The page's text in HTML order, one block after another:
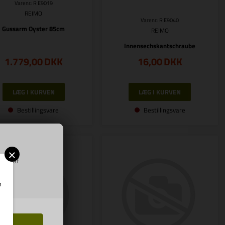
af
Varenr.: R E9019
REIMO
Gussarm Oyster 85cm
1.779,00DKK
Bestillingsvare
Varenr.: R E9040
REIMO
Innensechskantschraube
16,00DKK
Bestillingsvare
×